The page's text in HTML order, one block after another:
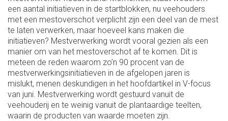
een aantal initiatieven in de startblokken, nu veehouders
met een mestoverschot verplicht zijn een deel van de mest
te laten verwerken, maar hoeveel kans maken die
initiatieven? Mestverwerking wordt vooral gezien als een
manier om van het mestoverschot af te komen. Dit is
meteen de reden waarom zo’n 90 procent van de
mestverwerkingsinitiatieven in de afgelopen jaren is
mislukt, menen deskundigen in het hoofdartikel in V-focus
van juni. Mestverwerking wordt gestuurd vanuit de
veehouderij en te weinig vanuit de plantaardige teelten,
waarin de producten van waarde moeten zijn.